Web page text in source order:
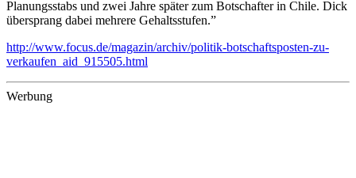
Planungsstabs und zwei Jahre später zum Botschafter in Chile. Dick
übersprang dabei mehrere Gehaltsstufen.”
http://www.focus.de/magazin/archiv/politik-botschaftsposten-zu-
verkaufen_aid_915505.html
Werbung